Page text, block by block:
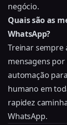
negócio.
Quais são as
WhatsApp?
Treinar sempre
mensagens
automação
humano em
rapidez
WhatsApp.